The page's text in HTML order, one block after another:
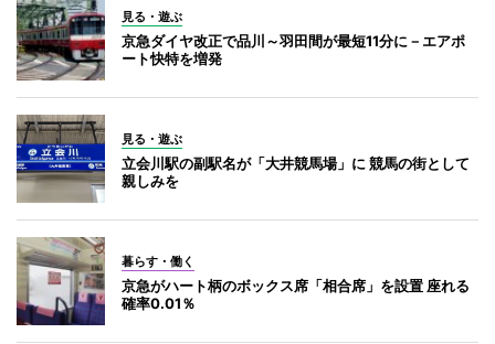
見る・遊ぶ
京急ダイヤ改正で品川～羽田間が最短11分に－エアポ
ート快特を増発
見る・遊ぶ
立会川駅の副駅名が「大井競馬場」に 競馬の街として
親しみを
暮らす・働く
京急がハート柄のボックス席「相合席」を設置 座れる
確率0.01％